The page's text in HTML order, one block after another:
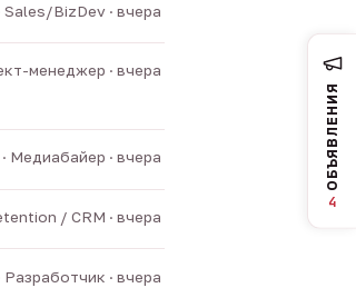
Sales/BizDev · вчера
менеджер · вчера
Медиабайер · вчера
/ CRM · вчера
Разработчик · вчера
ОБЪЯВЛЕНИЯ
4